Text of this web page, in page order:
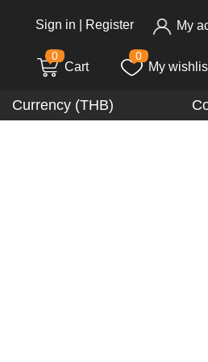
Sign in Register My
0
Cart
0
My
Currency (THB)